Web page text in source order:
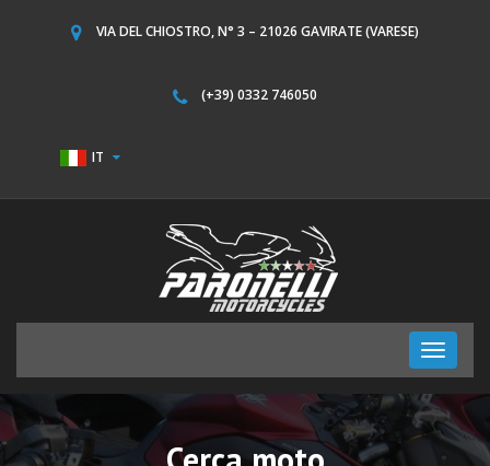
VIA DEL CHIOSTRO, N° 3 – 21026 GAVIRATE (VARESE)
(+39) 0332 746050
IT
Toggle